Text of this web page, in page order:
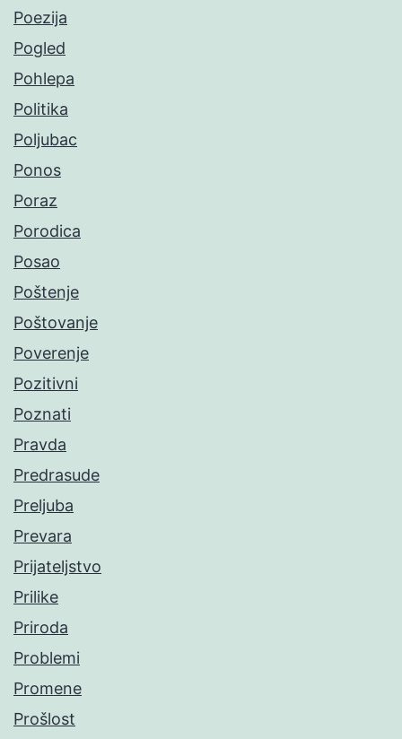
Poezija
Pogled
Pohlepa
Politika
Poljubac
Ponos
Poraz
Porodica
Posao
Poštenje
Poštovanje
Poverenje
Pozitivni
Poznati
Pravda
Predrasude
Preljuba
Prevara
Prijateljstvo
Prilike
Priroda
Problemi
Promene
Prošlost